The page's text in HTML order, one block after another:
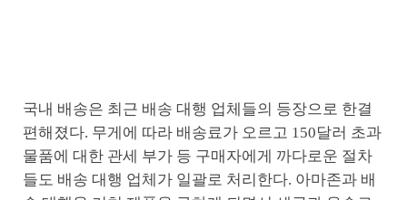
국내 배송은 최근 배송 대행 업체들의 등장으로 한결
편해졌다. 무게에 따라 배송료가 오르고 150달러 초과
물품에 대한 관세 부가 등 구매자에게 까다로운 절차
들도 배송 대행 업체가 일괄로 처리한다. 아마존과 배